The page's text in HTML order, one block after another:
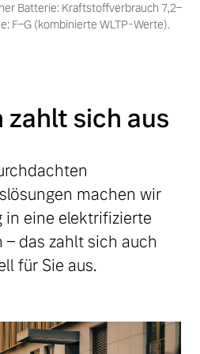
Batterie: Kraftstoffverbrauch 7,2–
F–G (kombinierte WLTP-Werte).
zahlt sich aus
machen wir
in eine elektrifizierte
das zahlt sich auch
für Sie aus.